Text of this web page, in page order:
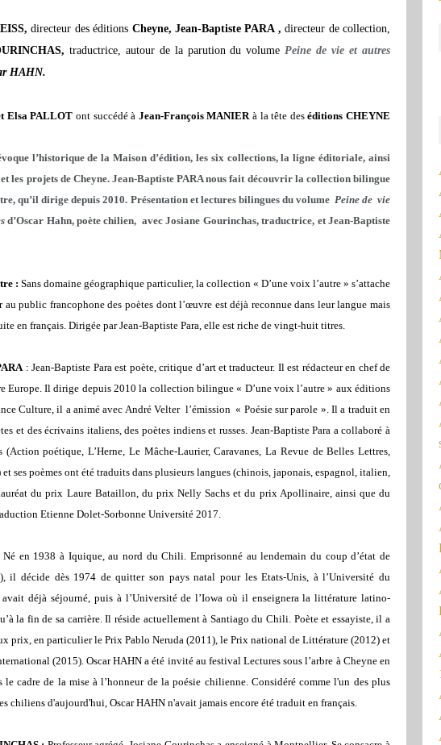
directeur des éditions Cheyne, Jean-Baptiste PARA ,directeur de collection,
traductrice, autour de la parution du volume Peine de vie et autres
HAHN.
Elsa PALLOT ont succédé à Jean-François MANIER à la tête deséditions CHEYNE
l’historique de la Maison d’édition, les six collections, la ligne éditoriale, ainsi
les projets de Cheyne. Jean-Baptiste PARA nous fait découvrir la collection bilingue
qu’il dirige depuis 2010. Présentation et lectures bilingues du volume Peine de vie
d’Oscar Hahn, poète chilien, avec Josiane Gourinchas, traductrice, et Jean-Baptiste
: Sans domaine géographique particulier, la collection « D’une voix l’autre » s’attache
au public francophone des poètes dont l’œuvre est déjà reconnue dans leur langue mais
en français. Dirigée par Jean-Baptiste Para, elle est riche de vingt-huit titres.
: Jean-Baptiste Para est poète, critique d’art et traducteur. Il est rédacteur en chef de
Europe. Il dirige depuis 2010 la collection bilingue « D’une voix l’autre » aux éditions
Culture, il a animé avec André Velter l’émission « Poésie sur parole ». Il a traduit en
et des écrivains italiens, des poètes indiens et russes. Jean-Baptiste Para a collaboré à
(Action poétique, L’Herne, Le Mâche-Laurier, Caravanes, La Revue de Belles Lettres,
ses poèmes ont été traduits dans plusieurs langues (chinois, japonais, espagnol, italien,
du prix Laure Bataillon, du prix Nelly Sachs et du prix Apollinaire, ainsi que du
Etienne Dolet-Sorbonne Université 2017.
Né en 1938 à Iquique, au nord du Chili. Emprisonné au lendemain du coup d’état de
il décide dès 1974 de quitter son pays natal pour les Etats-Unis, à l’Université du
déjà séjourné, puis à l’Université de l’Iowa où il enseignera la littérature latino-
la fin de sa carrière. Il réside actuellement à Santiago du Chili. Poète et essayiste, il a
prix, en particulier le Prix Pablo Neruda (2011), le Prix national de Littérature (2012) et
(2015). Oscar HAHN a été invité au festival Lectures sous l’arbre à Cheyne en
le cadre de la mise à l’honneur de la poésie chilienne. Considéré comme l'un des plus
chiliens d'aujourd'hui, Oscar HAHN n'avait jamais encore été traduit en français.